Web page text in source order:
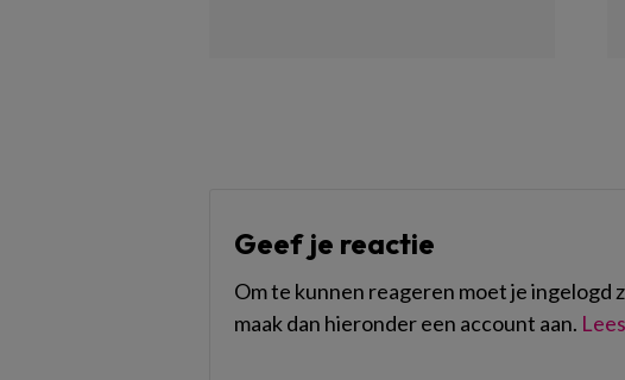
Geef je reactie
Om te kunnen reageren moet je ingelogd
maak dan hieronder een account aan.